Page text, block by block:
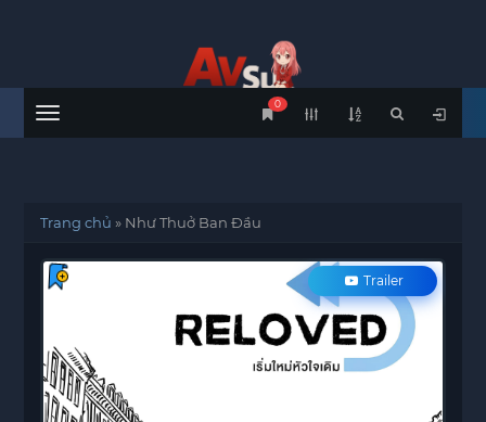
Menu
0
Trang chủ » Như Thuở Ban Đầu
Trailer